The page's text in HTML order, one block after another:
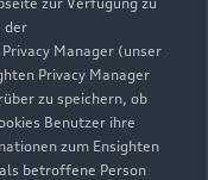
der
Manager (unser
Privacy Manager
zu speichern, ob
Benutzer ihre
zum Ensighten
betroffene Person